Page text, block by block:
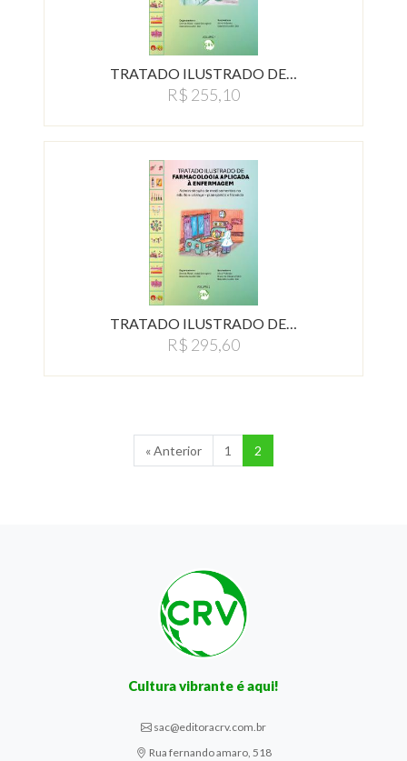
TRATADO ILUSTRADO DE…
R$ 255,10
TRATADO ILUSTRADO DE…
R$ 295,60
« Anterior 1 2
Cultura vibrante é aqui!
sac@editoracrv.com.br
Rua fernando amaro, 518